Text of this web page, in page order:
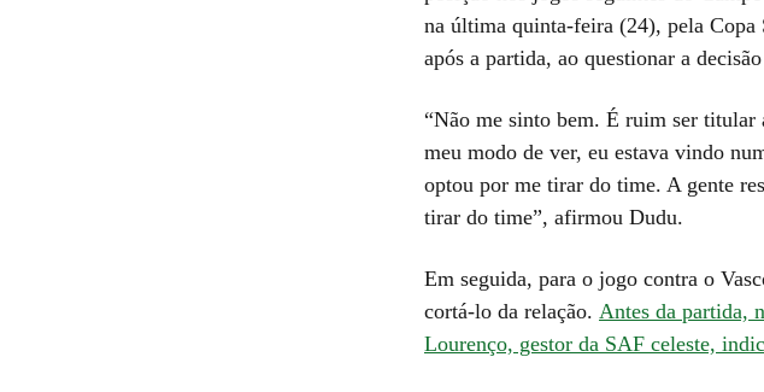
na última quinta-feira (24), pela
após a partida, ao questionar a
“Não me sinto bem. É ruim ser titular
meu modo de ver, eu estava vindo
optou por me tirar do time. A gente
tirar do time”, afirmou Dudu.
Em seguida, para o jogo contra o
cortá-lo da relação. Antes da partida,
Lourenço, gestor da SAF celeste,